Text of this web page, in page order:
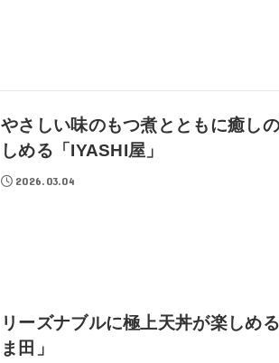
やさしい味のもつ煮とともに癒し
しめる「IYASHI屋」
2026.03.04
リーズナブルに極上天丼が楽しめ
ま田」